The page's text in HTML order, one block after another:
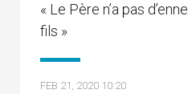
« Le Père n’a pas
fils »
FEB 21, 2020 10:20